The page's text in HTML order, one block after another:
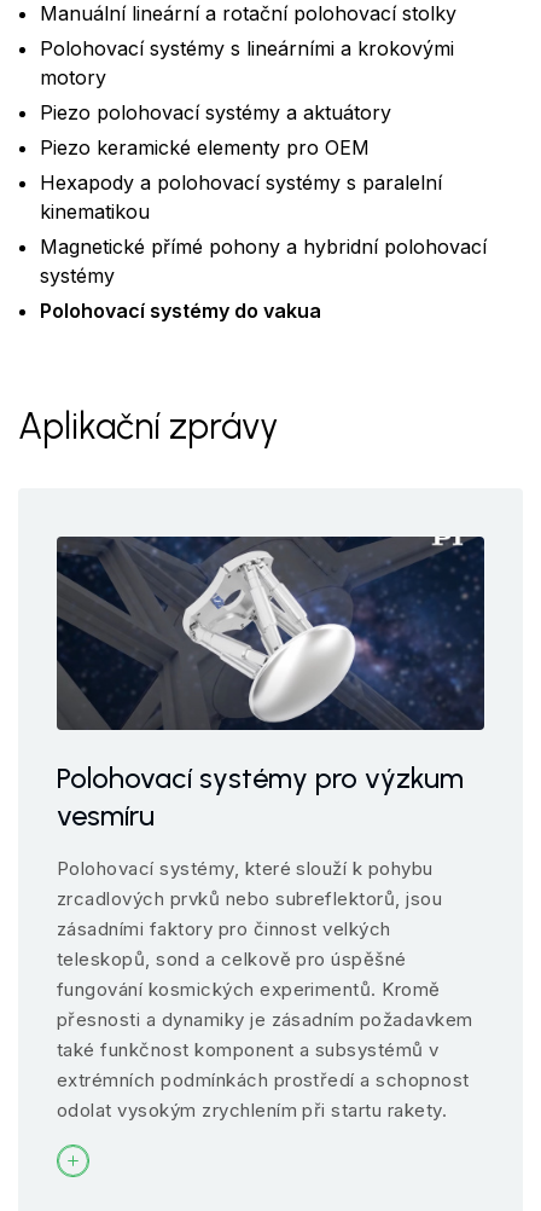
Manuální lineární a rotační polohovací stolky
Polohovací systémy s lineárními a krokovými
motory
Piezo polohovací systémy a aktuátory
Piezo keramické elementy pro OEM
Hexapody a polohovací systémy s paralelní
kinematikou
Magnetické přímé pohony a hybridní polohovací
systémy
Polohovací systémy do vakua
Aplikační zprávy
Polohovací systémy pro výzkum
vesmíru
Polohovací systémy, které slouží k pohybu
zrcadlových prvků nebo subreflektorů, jsou
zásadními faktory pro činnost velkých
teleskopů, sond a celkově pro úspěšné
fungování kosmických experimentů. Kromě
přesnosti a dynamiky je zásadním požadavkem
také funkčnost komponent a subsystémů v
extrémních podmínkách prostředí a schopnost
odolat vysokým zrychlením při startu rakety.